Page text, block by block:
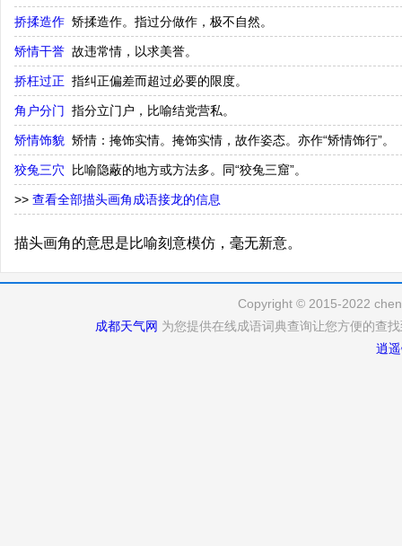
挢揉造作 矫揉造作。指过分做作，极不自然。
矫情干誉 故违常情，以求美誉。
挢枉过正 指纠正偏差而超过必要的限度。
角户分门 指分立门户，比喻结党营私。
矫情饰貌 矫情：掩饰实情。掩饰实情，故作姿态。亦作“矫情饰行”。
狡兔三穴 比喻隐蔽的地方或方法多。同“狡兔三窟”。
>> 查看全部描头画角成语接龙的信息
描头画角的意思是比喻刻意模仿，毫无新意。
Copyright © 2015-2022
成都天气网 为您提供在线成语词典查询让您方便的查
逍